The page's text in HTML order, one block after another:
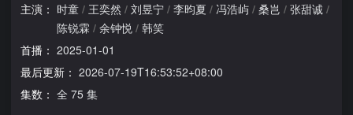
主演： 时童 / 王奕然 / 刘昱宁 / 李昀夏 / 冯浩屿 / 桑岂 / 张甜诚 /
陈锐霖 / 余钟悦 / 韩笑
首播： 2025-01-01
最后更新： 2026-07-19T16:53:52+08:00
集数： 全 75 集